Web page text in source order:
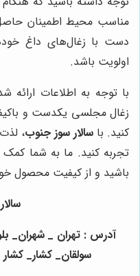
مناسب محیط اطمینان
دست با زغال‌های داغ
اولویت باشد.
با توجه به اطلاعات ارائه
زغال مجلسی یکدست و
کنید. باسالار سوز جنوب،
تجربه کنید. ما به شما کمک
باشید و از کیفیت محصول
آدرس : تهران _ شهران_
سولقان_ کشار_